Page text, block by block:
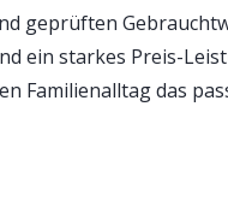
geprüften
ein starkes Preis-
Familienalltag das